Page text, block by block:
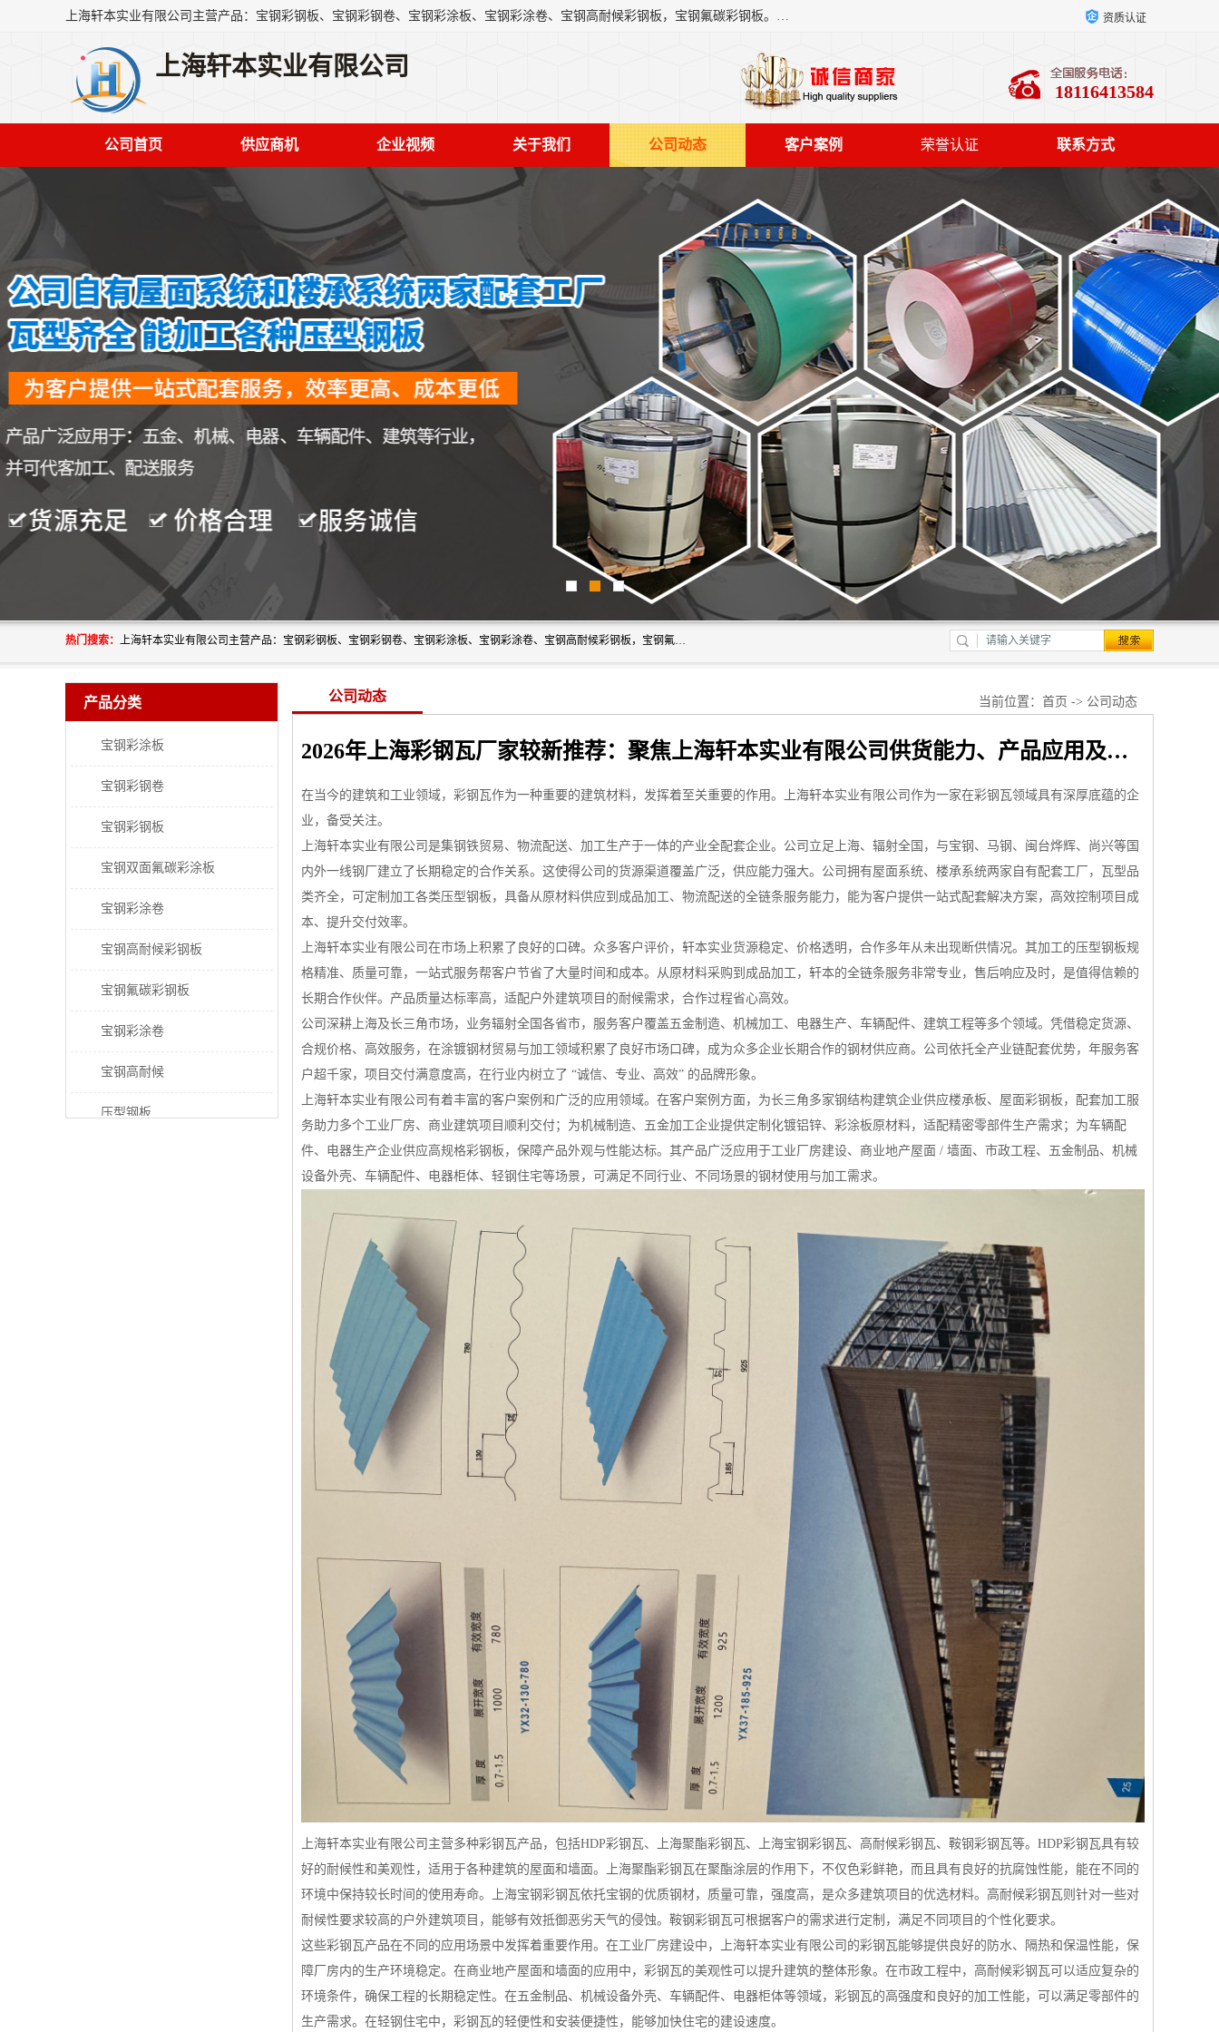
上海轩本实业有限公司主营产品：宝钢彩钢板、宝钢彩钢卷、宝钢彩涂板、宝钢彩涂卷、宝钢高耐候彩钢板，宝钢氟碳彩钢板。是一家集钢铁贸易，物流、加工为一体的产业全配套公司。 资质认证
上海轩本实业有限公司
18116413584
公司首页 供应商机 企业视频 关于我们 公司动态 客户案例 荣誉认证 联系方式
热门搜索： 上海轩本实业有限公司主营产品：宝钢彩钢板、宝钢彩钢卷、宝钢彩涂板、宝钢彩涂卷、宝钢高耐候彩钢板，宝钢氟碳彩钢板。是一家集钢铁贸易，物流、加工为一体的产业全配套公司。
产品分类
宝钢彩涂板
宝钢彩钢卷
宝钢彩钢板
宝钢双面氟碳彩涂板
宝钢彩涂卷
宝钢高耐候彩钢板
宝钢氟碳彩钢板
宝钢彩涂卷
宝钢高耐候
压型钢板
公司动态 当前位置： 首页 -> 公司动态
2026年上海彩钢瓦厂家较新推荐：聚焦上海轩本实业有限公司供货能力、产品应用及客户合作案例解析
在当今的建筑和工业领域，彩钢瓦作为一种重要的建筑材料，发挥着至关重要的作用。上海轩本实业有限公司作为一家在彩钢瓦领域具有深厚底蕴的企
业，备受关注。
上海轩本实业有限公司是集钢铁贸易、物流配送、加工生产于一体的产业全配套企业。公司立足上海、辐射全国，与宝钢、马钢、闽台烨辉、尚兴等国
内外一线钢厂建立了长期稳定的合作关系。这使得公司的货源渠道覆盖广泛，供应能力强大。公司拥有屋面系统、楼承系统两家自有配套工厂，瓦型品
类齐全，可定制加工各类压型钢板，具备从原材料供应到成品加工、物流配送的全链条服务能力，能为客户提供一站式配套解决方案，高效控制项目成
本、提升交付效率。
上海轩本实业有限公司在市场上积累了良好的口碑。众多客户评价，轩本实业货源稳定、价格透明，合作多年从未出现断供情况。其加工的压型钢板规
格精准、质量可靠，一站式服务帮客户节省了大量时间和成本。从原材料采购到成品加工，轩本的全链条服务非常专业，售后响应及时，是值得信赖的
长期合作伙伴。产品质量达标率高，适配户外建筑项目的耐候需求，合作过程省心高效。
公司深耕上海及长三角市场，业务辐射全国各省市，服务客户覆盖五金制造、机械加工、电器生产、车辆配件、建筑工程等多个领域。凭借稳定货源、
合规价格、高效服务，在涂镀钢材贸易与加工领域积累了良好市场口碑，成为众多企业长期合作的钢材供应商。公司依托全产业链配套优势，年服务客
户超千家，项目交付满意度高，在行业内树立了 “诚信、专业、高效” 的品牌形象。
上海轩本实业有限公司有着丰富的客户案例和广泛的应用领域。在客户案例方面，为长三角多家钢结构建筑企业供应楼承板、屋面彩钢板，配套加工服
务助力多个工业厂房、商业建筑项目顺利交付；为机械制造、五金加工企业提供定制化镀铝锌、彩涂板原材料，适配精密零部件生产需求；为车辆配
件、电器生产企业供应高规格彩钢板，保障产品外观与性能达标。其产品广泛应用于工业厂房建设、商业地产屋面 / 墙面、市政工程、五金制品、机械
设备外壳、车辆配件、电器柜体、轻钢住宅等场景，可满足不同行业、不同场景的钢材使用与加工需求。
上海轩本实业有限公司主营多种彩钢瓦产品，包括HDP彩钢瓦、上海聚酯彩钢瓦、上海宝钢彩钢瓦、高耐候彩钢瓦、鞍钢彩钢瓦等。HDP彩钢瓦具有较
好的耐候性和美观性，适用于各种建筑的屋面和墙面。上海聚酯彩钢瓦在聚酯涂层的作用下，不仅色彩鲜艳，而且具有良好的抗腐蚀性能，能在不同的
环境中保持较长时间的使用寿命。上海宝钢彩钢瓦依托宝钢的优质钢材，质量可靠，强度高，是众多建筑项目的优选材料。高耐候彩钢瓦则针对一些对
耐候性要求较高的户外建筑项目，能够有效抵御恶劣天气的侵蚀。鞍钢彩钢瓦可根据客户的需求进行定制，满足不同项目的个性化要求。
这些彩钢瓦产品在不同的应用场景中发挥着重要作用。在工业厂房建设中，上海轩本实业有限公司的彩钢瓦能够提供良好的防水、隔热和保温性能，保
障厂房内的生产环境稳定。在商业地产屋面和墙面的应用中，彩钢瓦的美观性可以提升建筑的整体形象。在市政工程中，高耐候彩钢瓦可以适应复杂的
环境条件，确保工程的长期稳定性。在五金制品、机械设备外壳、车辆配件、电器柜体等领域，彩钢瓦的高强度和良好的加工性能，可以满足零部件的
生产需求。在轻钢住宅中，彩钢瓦的轻便性和安装便捷性，能够加快住宅的建设速度。